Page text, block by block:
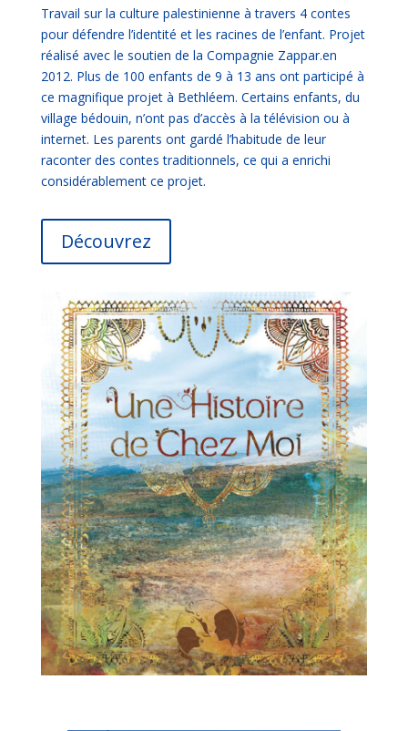
Travail sur la culture palestinienne à travers 4 contes
pour défendre l’identité et les racines de l’enfant. Projet
réalisé avec le soutien de la Compagnie Zappar.en
2012. Plus de 100 enfants de 9 à 13 ans ont participé à
ce magnifique projet à Bethléem. Certains enfants, du
village bédouin, n’ont pas d’accès à la télévision ou à
internet. Les parents ont gardé l’habitude de leur
raconter des contes traditionnels, ce qui a enrichi
considérablement ce projet.
Découvrez